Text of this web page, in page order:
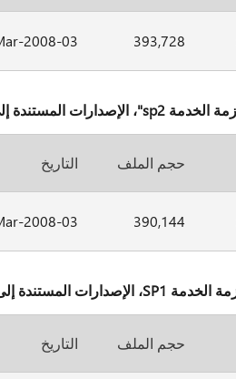
393,728
03-Mar-2008
حجم الملف التاريخ
390,144
03-Mar-2008
حجم الملف التاريخ